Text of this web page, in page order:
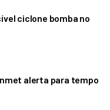
ciclone bomba no
alerta para tempo